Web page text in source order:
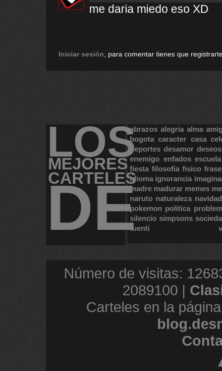
me daria miedo eso XD
Iniciar sesión , para comentar tienes que
LOS
MEJORES
CARTELES
DE
abrazos alegria alma
bogota caracter casa
deportes desamor deseos
enemigo enfados escuela
fiesta filosofia fisico
idioma ignorancia
madre madurar memes
naruto naturaleza navidad
pokemon politica
silencio simpsons
tuenti
Número de visitas:
2089100 |
Carteles en la